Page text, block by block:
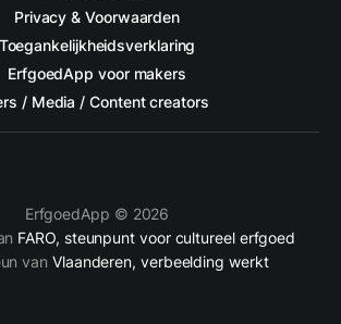
Privacy & Voorwaarden
Toegankelijkheidsverklaring
ErfgoedApp voor makers
/ Media / Content creators
ErfgoedApp © 2026
FARO, steunpunt voor cultureel erfgoed
van Vlaanderen, verbeelding werkt